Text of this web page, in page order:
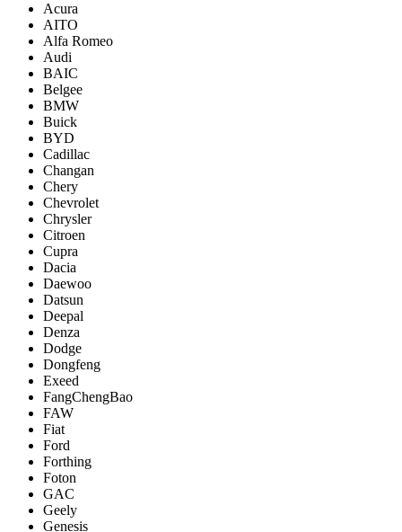
Acura
AITO
Alfa Romeo
Audi
BAIC
Belgee
BMW
Buick
BYD
Cadillac
Changan
Chery
Chevrolet
Chrysler
Citroen
Cupra
Dacia
Daewoo
Datsun
Deepal
Denza
Dodge
Dongfeng
Exeed
FangChengBao
FAW
Fiat
Ford
Forthing
Foton
GAC
Geely
Genesis